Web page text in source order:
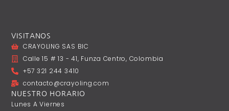
VISITANOS
CRAYOLING SAS BIC
Calle 15 # 13 - 41, Funza Centro, Colombia
+57 321 244 3410
contacto@crayoling.com
NUESTRO HORARIO
Lunes A ‎Viernes